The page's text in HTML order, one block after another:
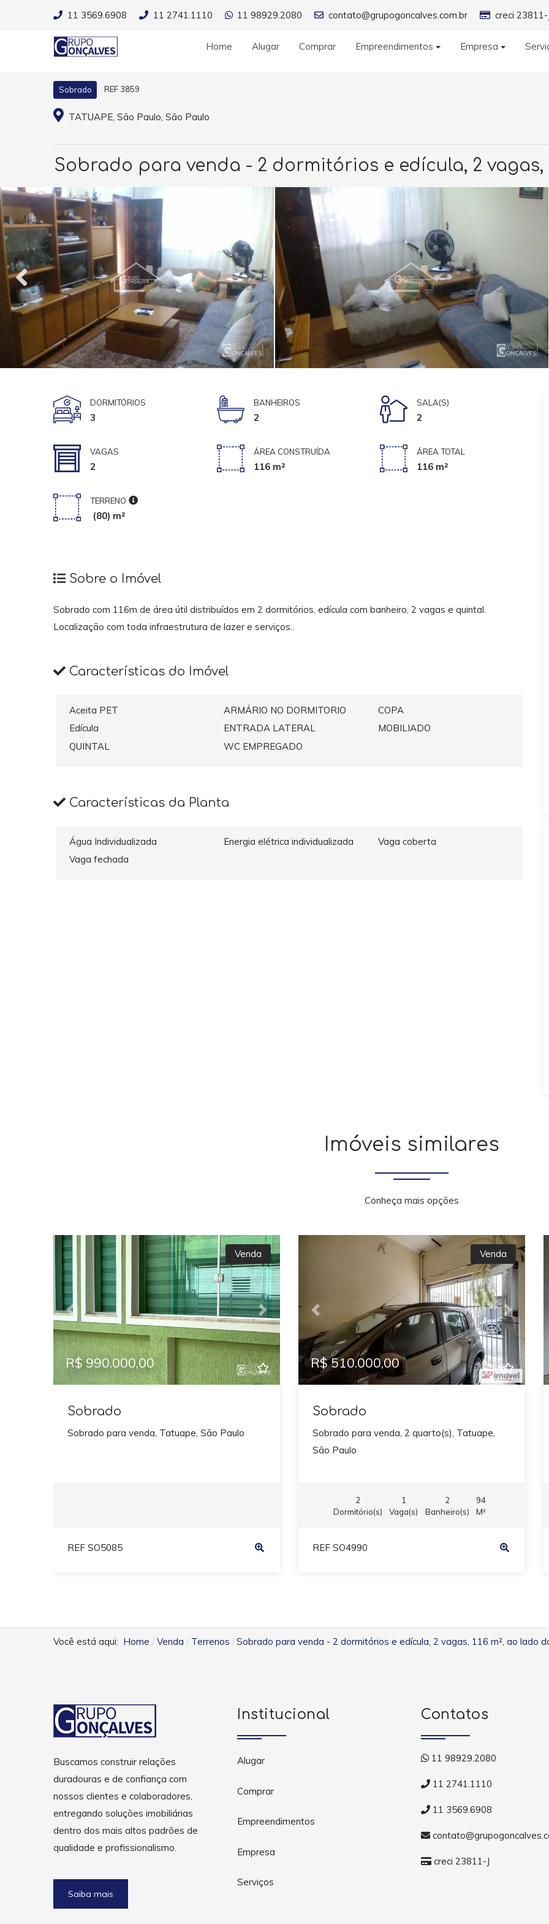
11 3569.6908 11 2741.1110 11 98929.2080 contato@grupogoncalves.com.br creci 23811-
Home Alugar Comprar Empreendimentos Empresa
Sobrado REF 3859
TATUAPE, São Paulo, São Paulo
Sobrado para venda - 2 dormitórios e edícula, 2 vagas,
DORMITÓRIOS
3
BANHEIROS
2
SALA(S)
2
VAGAS
2
ÁREA CONSTRUÍDA
116 m²
ÁREA TOTAL
116 m²
TERRENO
(80) m²
Sobre o Imóvel
Sobrado com 116m de área útil distribuídos em 2 dormitórios, edícula com banheiro, 2 vagas e quintal.
Localização com toda infraestrutura de lazer e serviços..
Características do Imóvel
Aceita PET ARMÁRIO NO DORMITORIO
COPA
Edícula
ENTRADA LATERAL
MOBILIADO
QUINTAL
WC EMPREGADO
Características da Planta
Água Individualizada Energia elétrica individualizada
Vaga coberta
Vaga fechada
Imóveis similares
Conheça mais opções
Previous Next
Venda
R$ 990.000,00
Sobrado
Sobrado para venda, Tatuape, São Paulo
REF SO5085
Previous Next
Venda
R$ 510.000,00
Sobrado
Sobrado para venda, 2 quarto(s), Tatuape,
São Paulo
2
Dormitório(s)
1
Vaga(s)
2
Banheiro(s)
94
M²
REF SO4990
Você está aqui: Home Venda Terrenos Sobrado para venda - 2 dormitórios e edícula, 2 vagas, 116 m², ao lado
Buscamos construir relações
duradouras e de confiança com
nossos clientes e colaboradores,
entregando soluções imobiliárias
dentro dos mais altos padrões de
qualidade e profissionalismo.
Saiba mais
Institucional
Alugar
Comprar
Empreendimentos
Empresa
Serviços
Contatos
11 98929.2080
11 2741.1110
11 3569.6908
creci 23811-J